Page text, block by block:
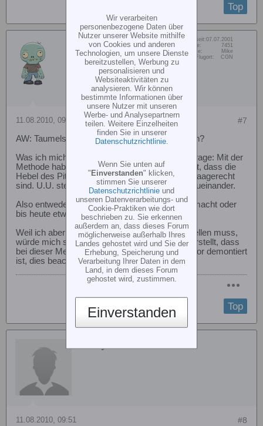
Top
Babbsack
RC-Heli Team
Dabei seit:07.07.2001
Beiträge:
7451
Vorname:
Mike
Wohn/Flugort:
CGN
#7
11.08.2010, 09:48
AW: Taumelscheibe-Einstellhilfe... wie benutzten?
Was ich mich bei der Nutzung der Einstellhilfe frage: Mit der
Methode hab ich doch längst nicht sichergestellt, dass die
Hebel des Pitch-Kompensators auch wirklich waagerecht
sind. U.U. stehen die dann nämlich im Winkel zueinander.
Also entweder hab ich damals etwas falsch gemacht oder
bis heute etwas falsch verstanden...
Weil ich aber meinen Rotorkopf auch neu einstellen muss,
würde mich schon interessieren wie man sicherstellt, dass
bei dieser Methode, wo ja der Pitch-Kompensator demontiert
ist, dies beachtet...
Top
#8
11.08.2010, 09:51
Wir verarbeiten
personenbezogene Daten über
Nutzer unserer Website mithilfe
von Cookies und anderen
Technologien, um unsere Dienste
bereitzustellen, Werbung zu
personalisieren und
Websiteaktivitäten zu
analysieren. Wir können
bestimmte Informationen über
unsere Nutzer mit unseren
Werbe- und Analysepartnern
teilen. Weitere Einzelheiten
finden Sie in unserer
Datenschutzrichtlinie.
Wenn Sie unten auf
"Einverstanden" klicken,
stimmen Sie unserer
Datenschutzrichtlinie und
unseren Datenverarbeitungs- und
Cookie-Praktiken wie dort
beschrieben zu. Sie erkennen
außerdem an, dass dieses Forum
möglicherweise außerhalb Ihres
Landes gehostet wird und Sie der
Erhebung, Speicherung und
Verarbeitung Ihrer Daten in dem
Land, in dem dieses Forum
gehostet wird, zustimmen.
Einverstanden